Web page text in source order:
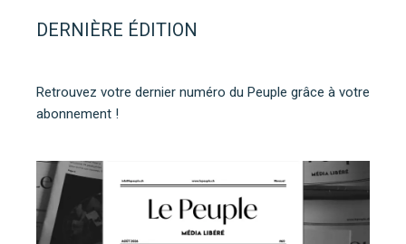
DERNIÈRE ÉDITION
Retrouvez votre dernier numéro du Peuple grâce à votre
abonnement !